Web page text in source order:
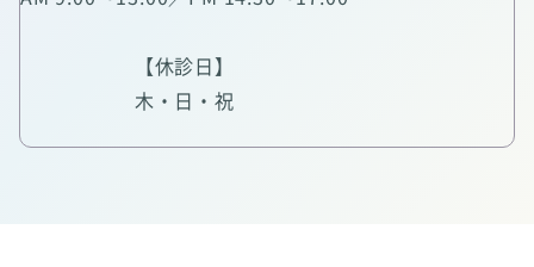
【休診日】
木・日・祝